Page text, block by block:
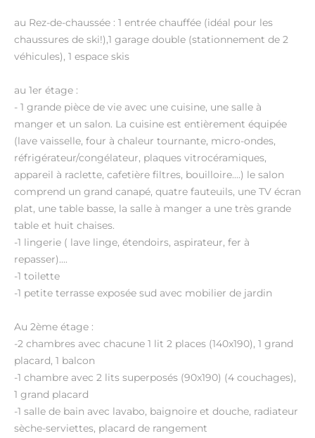
au Rez-de-chaussée : 1 entrée chauffée (idéal pour les
chaussures de ski!),1 garage double (stationnement de 2
véhicules), 1 espace skis
au 1er étage :
- 1 grande pièce de vie avec une cuisine, une salle à
manger et un salon. La cuisine est entièrement équipée
(lave vaisselle, four à chaleur tournante, micro-ondes,
réfrigérateur/congélateur, plaques vitrocéramiques,
appareil à raclette, cafetière filtres, bouilloire....) le salon
comprend un grand canapé, quatre fauteuils, une TV écran
plat, une table basse, la salle à manger a une très grande
table et huit chaises.
-1 lingerie ( lave linge, étendoirs, aspirateur, fer à
repasser)....
-1 toilette
-1 petite terrasse exposée sud avec mobilier de jardin
Au 2ème étage :
-2 chambres avec chacune 1 lit 2 places (140x190), 1 grand
placard, 1 balcon
-1 chambre avec 2 lits superposés (90x190) (4 couchages),
1 grand placard
-1 salle de bain avec lavabo, baignoire et douche, radiateur
sèche-serviettes, placard de rangement